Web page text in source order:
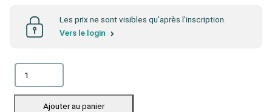
Les prix ne sont visibles qu'après l'inscription.
Vers le login
Ajouter au panier